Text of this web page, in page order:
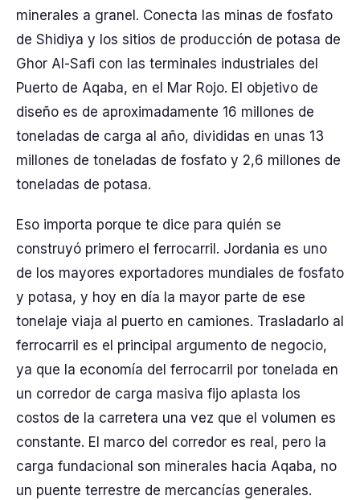
minerales a granel. Conecta las minas de fosfato
de Shidiya y los sitios de producción de potasa de
Ghor Al-Safi con las terminales industriales del
Puerto de Aqaba, en el Mar Rojo. El objetivo de
diseño es de aproximadamente 16 millones de
toneladas de carga al año, divididas en unas 13
millones de toneladas de fosfato y 2,6 millones de
toneladas de potasa.
Eso importa porque te dice para quién se
construyó primero el ferrocarril. Jordania es uno
de los mayores exportadores mundiales de fosfato
y potasa, y hoy en día la mayor parte de ese
tonelaje viaja al puerto en camiones. Trasladarlo al
ferrocarril es el principal argumento de negocio,
ya que la economía del ferrocarril por tonelada en
un corredor de carga masiva fijo aplasta los
costos de la carretera una vez que el volumen es
constante. El marco del corredor es real, pero la
carga fundacional son minerales hacia Aqaba, no
un puente terrestre de mercancías generales.